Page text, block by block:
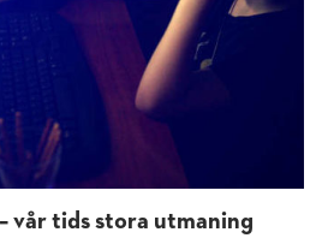
vår tids stora utmaning